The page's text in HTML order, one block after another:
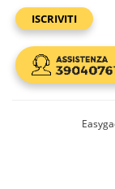
ISCRIVITI